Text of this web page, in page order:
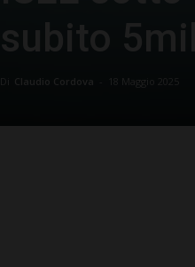
subito
Di Claudio Cordova 18 Maggio 2025